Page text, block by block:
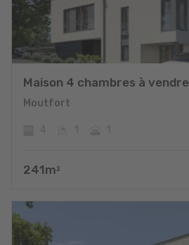
Maison 4 chambres à vendre
Moutfort
241m 2